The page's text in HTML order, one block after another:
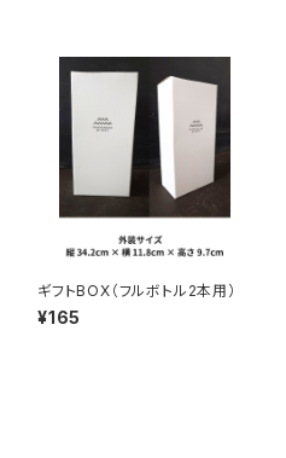
ギフトBOX（フルボトル2本用）
¥165